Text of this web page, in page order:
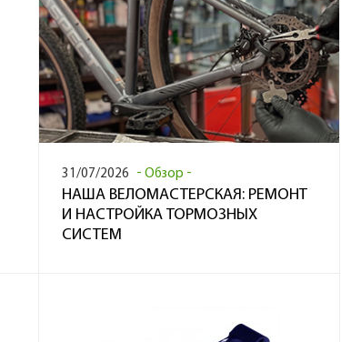
31/07/2026 Обзор
НАША ВЕЛОМАСТЕРСКАЯ: РЕМОНТ
И НАСТРОЙКА ТОРМОЗНЫХ
СИСТЕМ